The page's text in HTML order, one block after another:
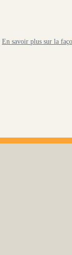
En savoir plus sur la